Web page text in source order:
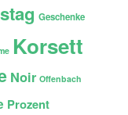
Geschenke
Korsett
Noir Offenbach
Prozent